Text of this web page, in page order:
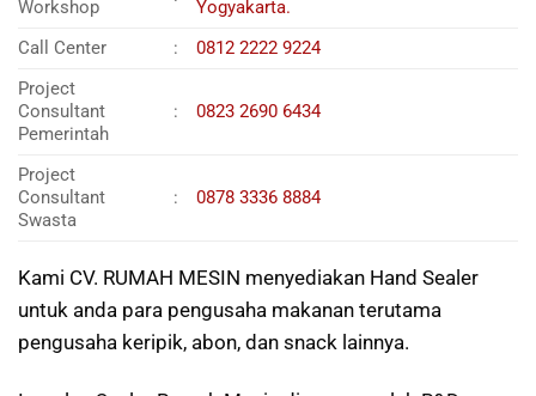
Workshop
Yogyakarta.
Call Center
:
0812 2222 9224
Project
Consultant
Pemerintah
: 0823 2690 6434
Project
Consultant
Swasta
: 0878 3336 8884
Kami CV. RUMAH MESIN menyediakan Hand Sealer
untuk anda para pengusaha makanan terutama
pengusaha keripik, abon, dan snack lainnya.